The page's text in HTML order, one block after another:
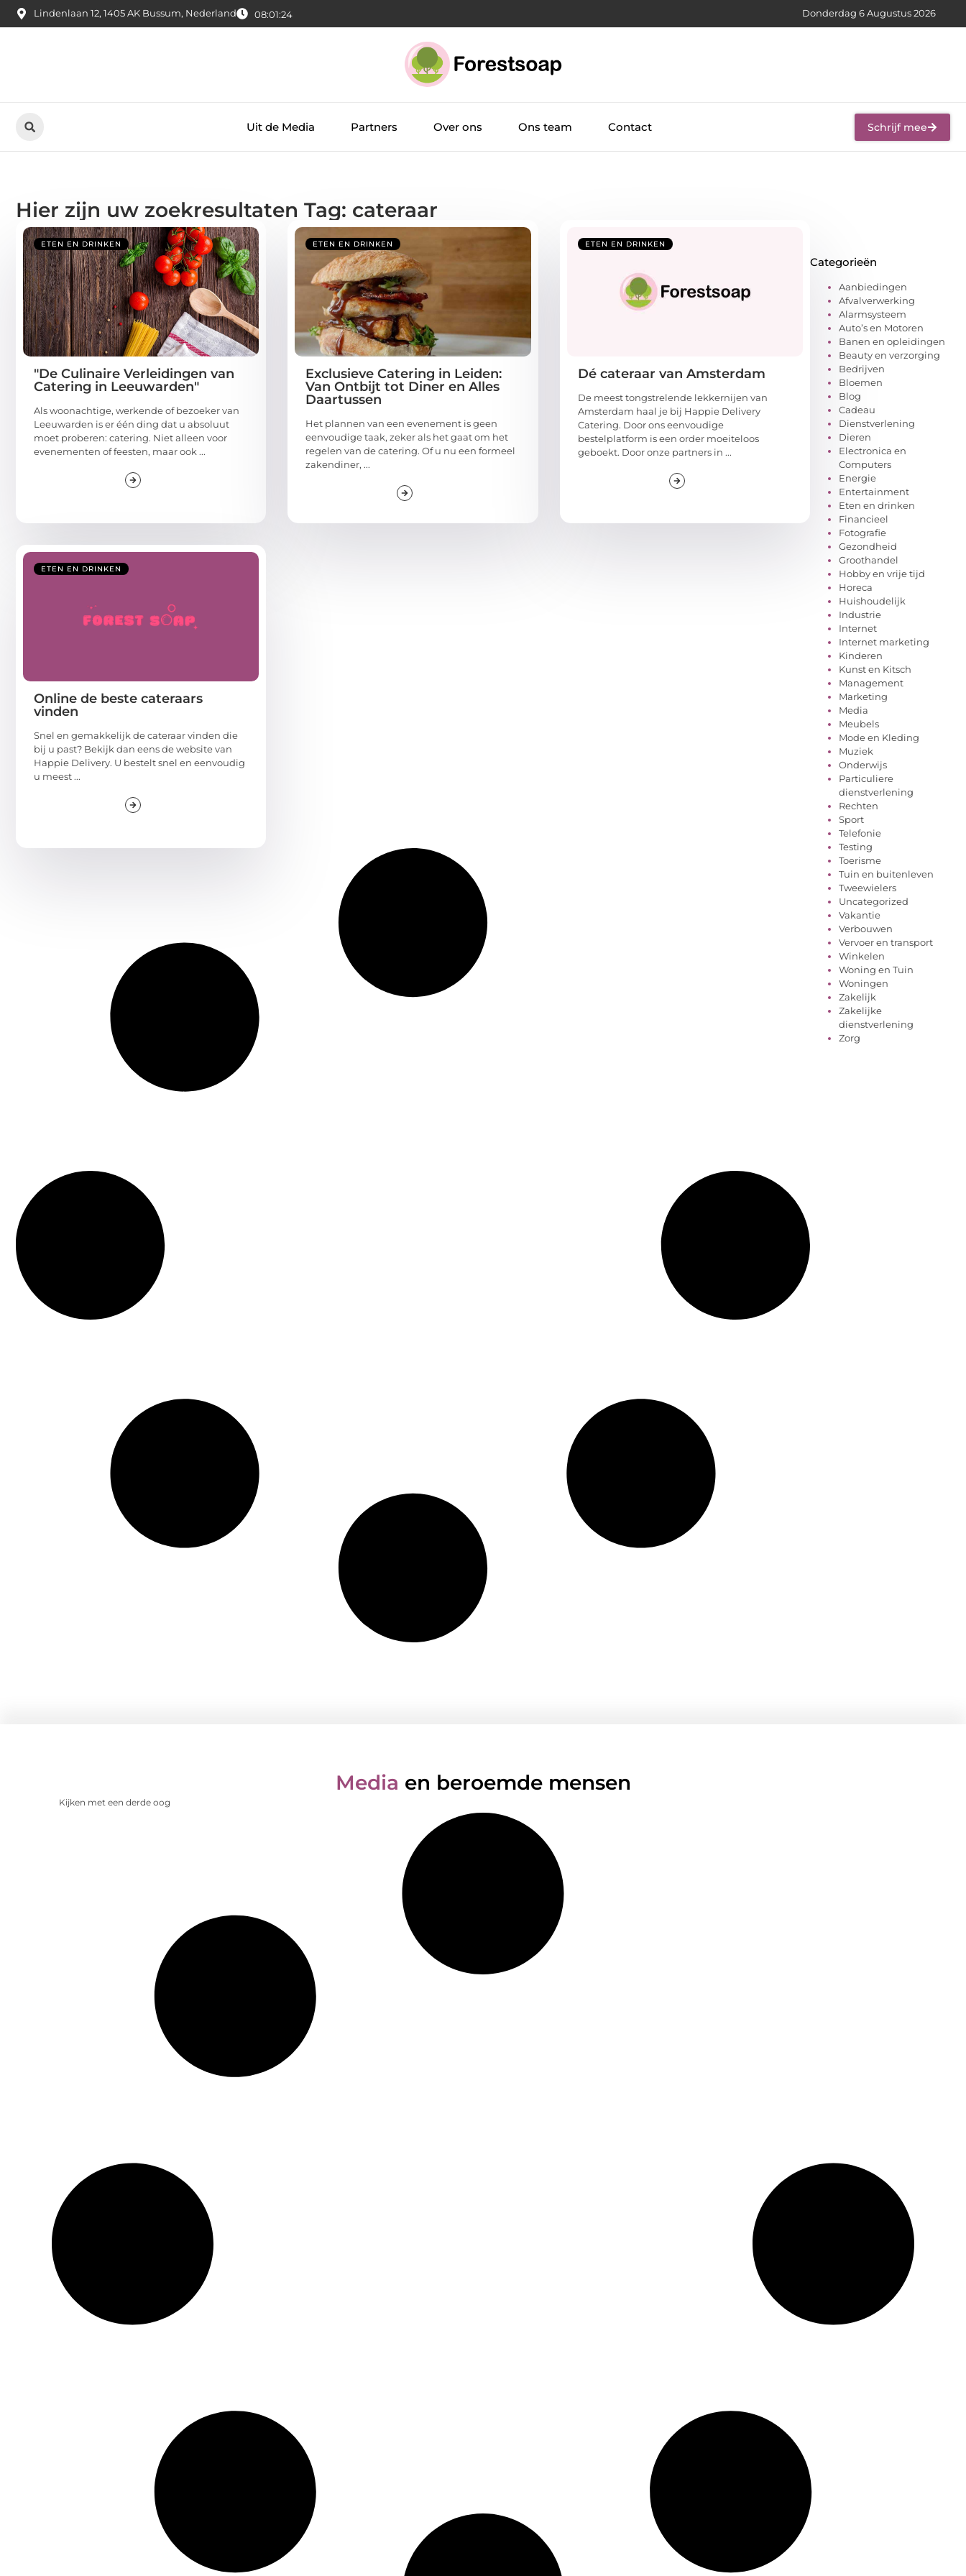
Lindenlaan 12, 1405 AK Bussum, Nederland 08:01:25 Donderdag 6 Augustus 2026
Uit de Media Partners Over ons Ons team Contact Schrijf mee
Hier zijn uw zoekresultaten Tag: cateraar
ETEN EN DRINKEN
"De Culinaire Verleidingen van
Catering in Leeuwarden"
Als woonachtige, werkende of bezoeker van
Leeuwarden is er één ding dat u absoluut
moet proberen: catering. Niet alleen voor
evenementen of feesten, maar ook ...
ETEN EN DRINKEN
Exclusieve Catering in Leiden:
Van Ontbijt tot Diner en Alles
Daartussen
Het plannen van een evenement is geen
eenvoudige taak, zeker als het gaat om het
regelen van de catering. Of u nu een formeel
zakendiner, ...
ETEN EN DRINKEN
Dé cateraar van Amsterdam
De meest tongstrelende lekkernijen van
Amsterdam haal je bij Happie Delivery
Catering. Door ons eenvoudige
bestelplatform is een order moeiteloos
geboekt. Door onze partners in ...
ETEN EN DRINKEN
Online de beste cateraars
vinden
Snel en gemakkelijk de cateraar vinden die
bij u past? Bekijk dan eens de website van
Happie Delivery. U bestelt snel en eenvoudig
u meest ...
Categorieën
Aanbiedingen
Afvalverwerking
Alarmsysteem
Auto’s en Motoren
Banen en opleidingen
Beauty en verzorging
Bedrijven
Bloemen
Blog
Cadeau
Dienstverlening
Dieren
Electronica en
Computers
Energie
Entertainment
Eten en drinken
Financieel
Fotografie
Gezondheid
Groothandel
Hobby en vrije tijd
Horeca
Huishoudelijk
Industrie
Internet
Internet marketing
Kinderen
Kunst en Kitsch
Management
Marketing
Media
Meubels
Mode en Kleding
Muziek
Onderwijs
Particuliere
dienstverlening
Rechten
Sport
Telefonie
Testing
Toerisme
Tuin en buitenleven
Tweewielers
Uncategorized
Vakantie
Verbouwen
Vervoer en transport
Winkelen
Woning en Tuin
Woningen
Zakelijk
Zakelijke
dienstverlening
Zorg
Media en beroemde mensen
Kijken met een derde oog